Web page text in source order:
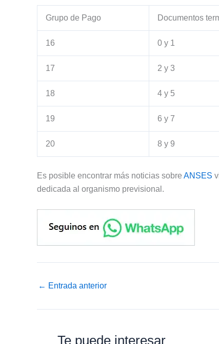
Grupo de Pago Documentos
16 0 y 1
17 2 y 3
18 4 y 5
19 6 y 7
20 8 y 9
Es posible encontrar más noticias sobre ANSES
dedicada al organismo previsional.
← Entrada anterior
Te puede interesar